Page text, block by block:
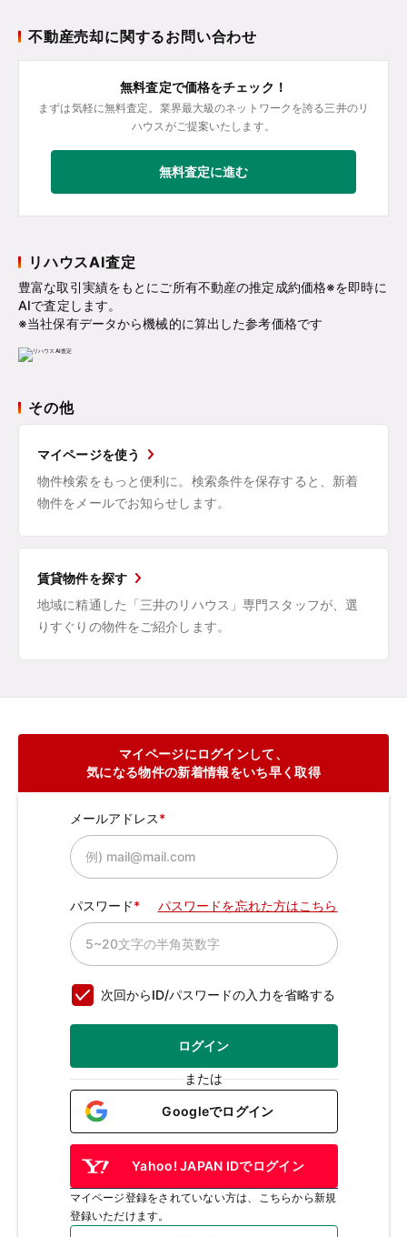
不動産売却に関するお問い合わせ
無料査定で価格をチェック！
まずは気軽に無料査定。業界最大級のネットワークを誇る三井のリ
ハウスがご提案いたします。
無料査定に進む
リハウスAI査定
豊富な取引実績をもとにご所有不動産の推定成約価格※を即時に
AIで査定します。
※当社保有データから機械的に算出した参考価格です
その他
マイページを使う
物件検索をもっと便利に。検索条件を保存すると、新着
物件をメールでお知らせします。
賃貸物件を探す
地域に精通した「三井のリハウス」専門スタッフが、選
りすぐりの物件をご紹介します。
マイページにログインして、
気になる物件の新着情報をいち早く取得
メールアドレス
パスワード パスワードを忘れた方はこちら
次回からID/パスワードの入力を省略する
ログイン
または
Googleでログイン
Yahoo! JAPAN IDでログイン
マイページ登録をされていない方は、こちらから新規
登録いただけます。